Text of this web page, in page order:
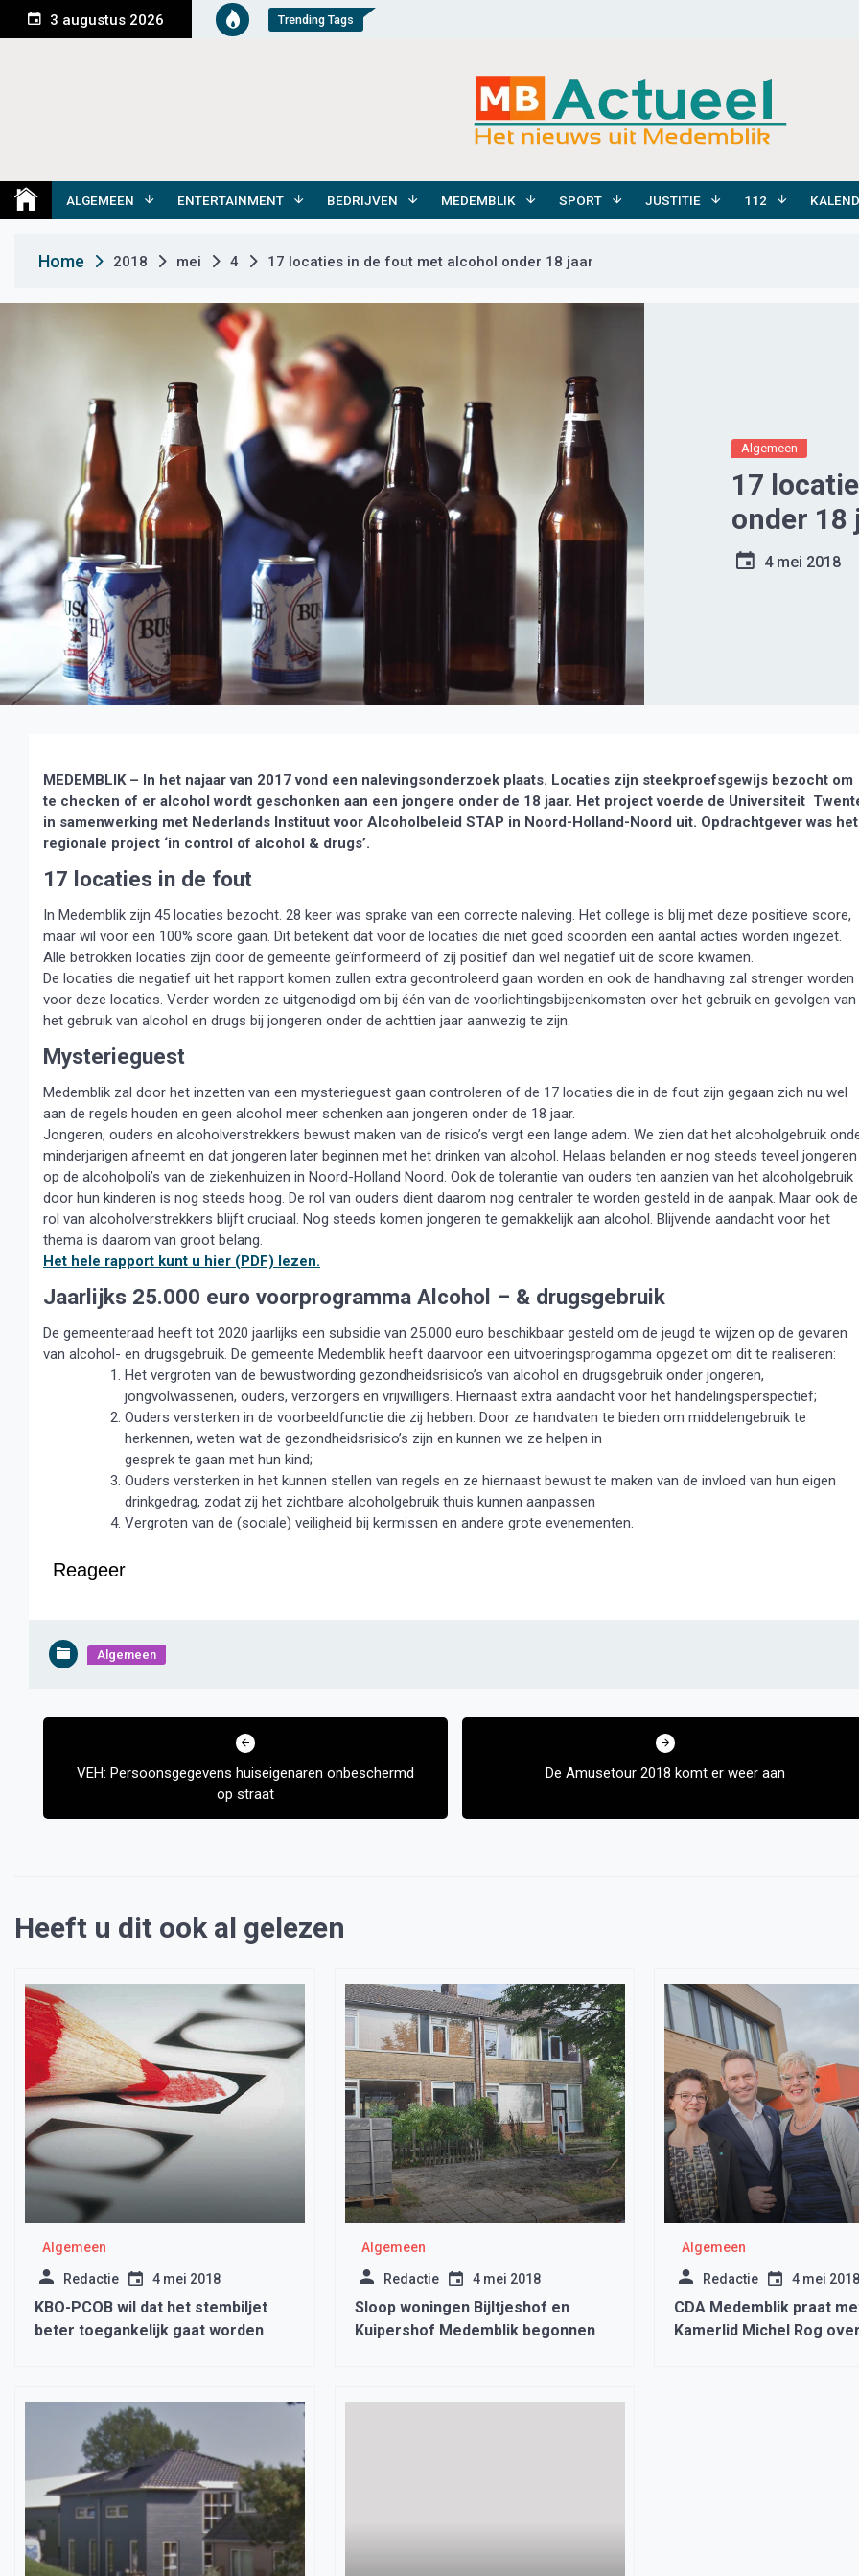
n
e
3 augustus 2026 Trending Tags
Medemblik Actueel
ALGEMEEN ENTERTAINMENT BEDRIJVEN MEDEMBLIK SPORT JUSTITIE 112
Home 2018 mei 4 17 locaties in de fout met alcohol onder 18 jaar
Algemeen
17
onder 18
4 mei 2018
MEDEMBLIK – In het najaar van 2017 vond een nalevingsonderzoek plaats. Locaties zijn steekproefsgewijs bezocht om
te checken of er alcohol wordt geschonken aan een jongere onder de 18 jaar. Het project voerde de Universiteit
in samenwerking met Nederlands Instituut voor Alcoholbeleid STAP in Noord-Holland-Noord uit. Opdrachtgever was het
regionale project ‘in control of alcohol & drugs’.
17 locaties in de fout
In Medemblik zijn 45 locaties bezocht. 28 keer was sprake van een correcte naleving. Het college is blij met deze positieve score,
maar wil voor een 100% score gaan. Dit betekent dat voor de locaties die niet goed scoorden een aantal acties worden ingezet.
Alle betrokken locaties zijn door de gemeente geïnformeerd of zij positief dan wel negatief uit de score kwamen.
De locaties die negatief uit het rapport komen zullen extra gecontroleerd gaan worden en ook de handhaving zal strenger worden
voor deze locaties. Verder worden ze uitgenodigd om bij één van de voorlichtingsbijeenkomsten over het gebruik en gevolgen van
het gebruik van alcohol en drugs bij jongeren onder de achttien jaar aanwezig te zijn.
Mysterieguest
Medemblik zal door het inzetten van een mysterieguest gaan controleren of de 17 locaties die in de fout zijn gegaan zich nu wel
aan de regels houden en geen alcohol meer schenken aan jongeren onder de 18 jaar.
Jongeren, ouders en alcoholverstrekkers bewust maken van de risico’s vergt een lange adem. We zien dat het alcoholgebruik
minderjarigen afneemt en dat jongeren later beginnen met het drinken van alcohol. Helaas belanden er nog steeds teveel jongeren
op de alcoholpoli’s van de ziekenhuizen in Noord-Holland Noord. Ook de tolerantie van ouders ten aanzien van het alcoholgebruik
door hun kinderen is nog steeds hoog. De rol van ouders dient daarom nog centraler te worden gesteld in de aanpak. Maar ook de
rol van alcoholverstrekkers blijft cruciaal. Nog steeds komen jongeren te gemakkelijk aan alcohol. Blijvende aandacht voor het
thema is daarom van groot belang.
Het hele rapport kunt u hier (PDF) lezen.
Jaarlijks 25.000 euro voorprogramma Alcohol – & drugsgebruik
De gemeenteraad heeft tot 2020 jaarlijks een subsidie van 25.000 euro beschikbaar gesteld om de jeugd te wijzen op de gevaren
van alcohol- en drugsgebruik. De gemeente Medemblik heeft daarvoor een uitvoeringsprogamma opgezet om dit te realiseren:
Het vergroten van de bewustwording gezondheidsrisico’s van alcohol en drugsgebruik onder jongeren,
jongvolwassenen, ouders, verzorgers en vrijwilligers. Hiernaast extra aandacht voor het handelingsperspectief;
Ouders versterken in de voorbeeldfunctie die zij hebben. Door ze handvaten te bieden om middelengebruik te
herkennen, weten wat de gezondheidsrisico’s zijn en kunnen we ze helpen in
gesprek te gaan met hun kind;
Ouders versterken in het kunnen stellen van regels en ze hiernaast bewust te maken van de invloed van hun eigen
drinkgedrag, zodat zij het zichtbare alcoholgebruik thuis kunnen aanpassen
Vergroten van de (sociale) veiligheid bij kermissen en andere grote evenementen.
Reageer
Algemeen
Bericht
VEH: Persoonsgegevens huiseigenaren onbeschermd
op straat
De Amusetour 2018 komt er weer aan
Heeft u dit ook al gelezen
Algemeen
Redactie 4 mei 2018
KBO-PCOB wil dat het stembiljet
beter toegankelijk gaat worden
Algemeen
Redactie 4 mei 2018
Sloop woningen Bijltjeshof en
Kuipershof Medemblik begonnen
Algemeen
Redactie 4 mei 2018
CDA Medemblik praat
Kamerlid Michel Rog